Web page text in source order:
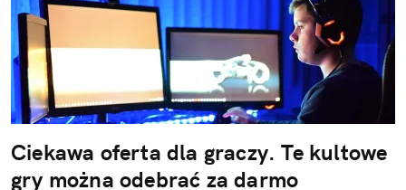
Ciekawa oferta dla graczy. Te kultowe
gry można odebrać za darmo